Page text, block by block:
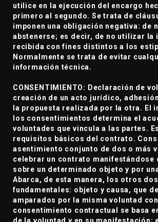
utilice en la ejecución del encargo
primero al segundo. Se trata de
imponen una obligación negativa: de
abstenerse; es decir, de no utilizar la
recibida con fines distintos a los
Normalmente se trata de evitar
información técnica.
CONSENTIMIENTO: Declaración de
creación de un acto jurídico,
la propuesta realizada por la otra. El
los consentimientos determina el
voluntades que vincula a las partes.
requisitos básicos del contrato.
asentimiento conjunto de dos o más
celebrar un contrato manifestándose
sobre un determinado objeto y por
Abarca, de esta manera, los otros
fundamentales: objeto y causa, que
amparados por la misma voluntad
consentimiento contractual se basa